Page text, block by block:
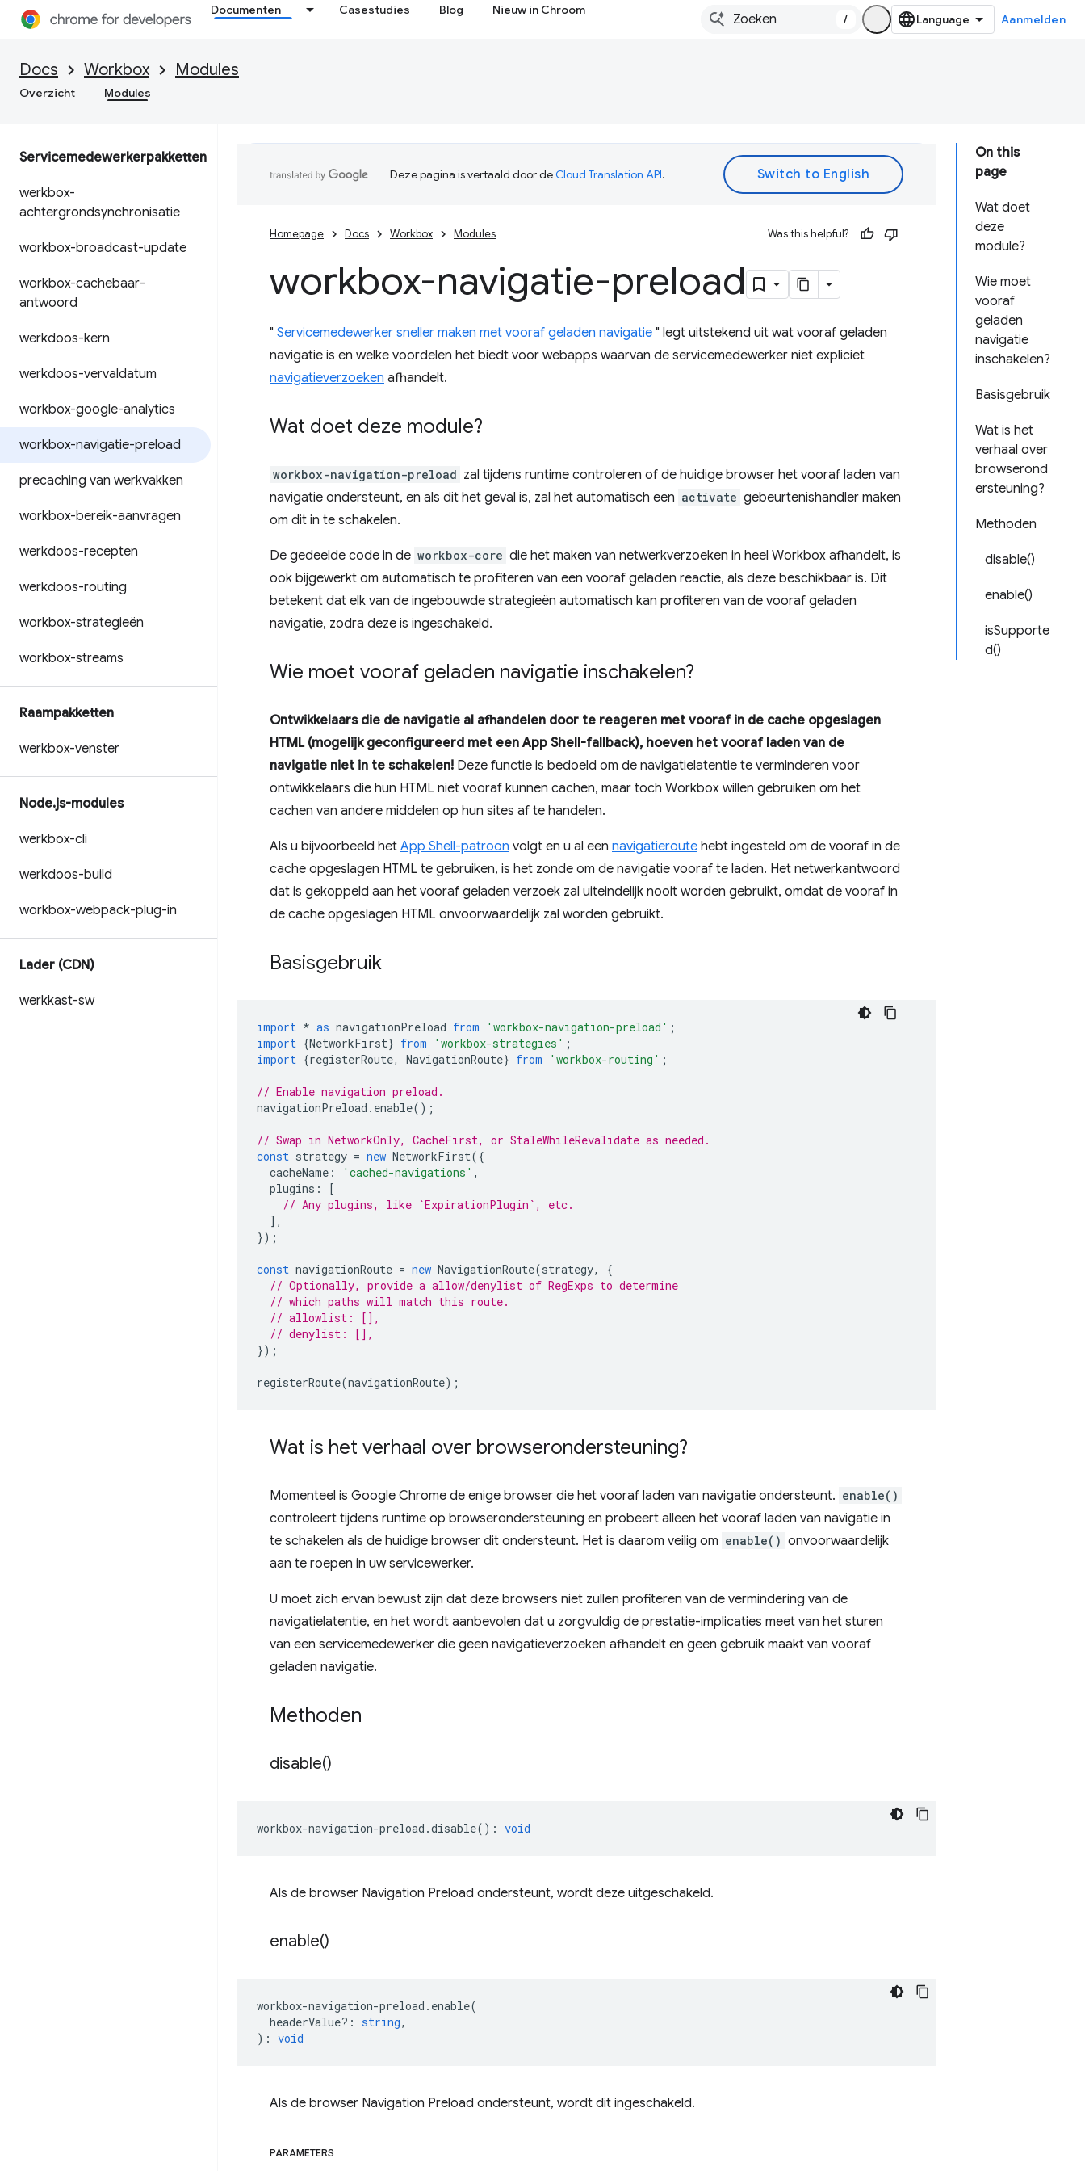
Documenten Casestudies Blog Nieuw in Chroom
/ Aanmelden
Docs Workbox Modules
Overzicht Modules
Servicemedewerkerpakketten
werkbox-
achtergrondsynchronisatie
workbox-broadcast-update
workbox-cachebaar-
antwoord
werkdoos-kern
werkdoos-vervaldatum
workbox-google-analytics
workbox-navigatie-preload
precaching van werkvakken
workbox-bereik-aanvragen
werkdoos-recepten
werkdoos-routing
workbox-strategieën
workbox-streams
Raampakketten
werkbox-venster
Node.js-modules
werkbox-cli
werkdoos-build
workbox-webpack-plug-in
Lader (CDN)
werkkast-sw
On this
page
Wat doet
deze
module?
Wie moet
vooraf
geladen
navigatie
inschakelen?
Basisgebruik
Wat is het
verhaal over
browserond
ersteuning?
Methoden
disable()
enable()
isSupporte
d()
Deze pagina is vertaald door deCloud Translation API.
Homepage Docs Workbox Modules Was this helpful?
workbox-navigatie-preload
" Servicemedewerker sneller maken met vooraf geladen navigatie " legt uitstekend uit wat vooraf geladen
navigatie is en welke voordelen het biedt voor webapps waarvan de servicemedewerker niet expliciet
navigatieverzoeken afhandelt.
Wat doet deze module?
workbox-navigation-preload zal tijdens runtime controleren of de huidige browser het vooraf laden van
navigatie ondersteunt, en als dit het geval is, zal het automatisch een activate gebeurtenishandler maken
om dit in te schakelen.
De gedeelde code in de workbox-core die het maken van netwerkverzoeken in heel Workbox afhandelt, is
ook bijgewerkt om automatisch te profiteren van een vooraf geladen reactie, als deze beschikbaar is. Dit
betekent dat elk van de ingebouwde strategieën automatisch kan profiteren van de vooraf geladen
navigatie, zodra deze is ingeschakeld.
Wie moet vooraf geladen navigatie inschakelen?
Ontwikkelaars die de navigatie al afhandelen door te reageren met vooraf in de cache opgeslagen
HTML (mogelijk geconfigureerd met een App Shell-fallback), hoeven het vooraf laden van de
navigatie niet in te schakelen! Deze functie is bedoeld om de navigatielatentie te verminderen voor
ontwikkelaars die hun HTML niet vooraf kunnen cachen, maar toch Workbox willen gebruiken om het
cachen van andere middelen op hun sites af te handelen.
Als u bijvoorbeeld het App Shell-patroon volgt en u al een navigatieroute hebt ingesteld om de vooraf in de
cache opgeslagen HTML te gebruiken, is het zonde om de navigatie vooraf te laden. Het netwerkantwoord
dat is gekoppeld aan het vooraf geladen verzoek zal uiteindelijk nooit worden gebruikt, omdat de vooraf in
de cache opgeslagen HTML onvoorwaardelijk zal worden gebruikt.
Basisgebruik
import * as navigationPreload from 'workbox-navigation-preload' ;
import {NetworkFirst} from 'workbox-strategies' ;
import {registerRoute, NavigationRoute} from 'workbox-routing' ;
// Enable navigation preload.
navigationPreload . enable();
// Swap in NetworkOnly, CacheFirst, or StaleWhileRevalidate as needed.
const strategy = new NetworkFirst({
cacheName : 'cached-navigations' ,
plugins :
[
// Any plugins, like `ExpirationPlugin`, etc.
],
});
const navigationRoute = new NavigationRoute(strategy,
{
// Optionally, provide a allow/denylist of RegExps to determine
// which paths will match this route.
// allowlist: [],
// denylist: [],
});
registerRoute(navigationRoute);
Wat is het verhaal over browserondersteuning?
Momenteel is Google Chrome de enige browser die het vooraf laden van navigatie ondersteunt. enable()
controleert tijdens runtime op browserondersteuning en probeert alleen het vooraf laden van navigatie in
te schakelen als de huidige browser dit ondersteunt. Het is daarom veilig om enable() onvoorwaardelijk
aan te roepen in uw servicewerker.
U moet zich ervan bewust zijn dat deze browsers niet zullen profiteren van de vermindering van de
navigatielatentie, en het wordt aanbevolen dat u zorgvuldig de prestatie-implicaties meet van het sturen
van een servicemedewerker die geen navigatieverzoeken afhandelt en geen gebruik maakt van vooraf
geladen navigatie.
Methoden
disable()
workbox-navigation-preload .disable() : void
Als de browser Navigation Preload ondersteunt, wordt deze uitgeschakeld.
enable()
workbox-navigation-preload . enable(
headerValue? : string,
) : void
Als de browser Navigation Preload ondersteunt, wordt dit ingeschakeld.
PARAMETERS